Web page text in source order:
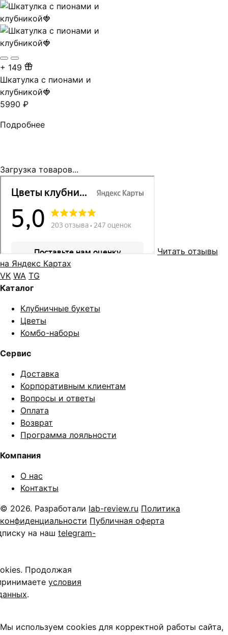
+ 149
Шкатулка с пионами и
клубникой🍓
5990 ₽
Подробнее
Загрузка товаров...
Читать отзывы
на Яндекс Картах
VK WA TG
Каталог
Клубничные букеты
Цветы
Комбо-наборы
Сервис
Доставка
Корпоративным клиентам
Вопросы и ответы
Оплата
Возврат
Программа лояльности
Компания
О нас
Контакты
© 2026. Разработали lab-review.ru Политика
конфиденциальности Публичная оферта
на наш telegram-
Продолжая
условия
.
Мы используем cookies для корректной работы сайта,